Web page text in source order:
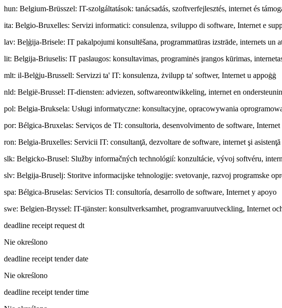
hun: Belgium-Brüsszel: IT-szolgáltatások: tanácsadás, szoftverfejlesztés, internet és
ita: Belgio-Bruxelles: Servizi informatici: consulenza, sviluppo di software, Internet e
lav: Beļģija-Brisele: IT pakalpojumi konsultēšana, programmatūras izstrāde, internets un
lit: Belgija-Briuselis: IT paslaugos: konsultavimas, programinės įrangos kūrimas,
mlt: il-Belġju-Brussell: Servizzi ta' IT: konsulenza, żvilupp ta' softwer, Internet u appoġġ
nld: België-Brussel: IT-diensten: adviezen, softwareontwikkeling, internet en
pol: Belgia-Bruksela: Usługi informatyczne: konsultacyjne, opracowywania
por: Bélgica-Bruxelas: Serviços de TI: consultoria, desenvolvimento de software, Internet
ron: Belgia-Bruxelles: Servicii IT: consultanţă, dezvoltare de software, internet şi asistenţă
slk: Belgicko-Brusel: Služby informačných technológií: konzultácie, vývoj softvéru,
slv: Belgija-Bruselj: Storitve informacijske tehnologije: svetovanje, razvoj programske
spa: Bélgica-Bruselas: Servicios TI: consultoría, desarrollo de software, Internet y apoyo
swe: Belgien-Bryssel: IT-tjänster: konsultverksamhet, programvaruutveckling, Internet
deadline receipt request dt
Nie określono
deadline receipt tender date
Nie określono
deadline receipt tender time